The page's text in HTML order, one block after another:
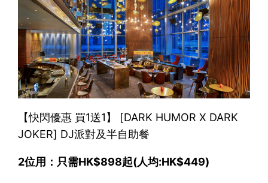
【快閃優惠 買1送1】 [DARK HUMOR X DARK
JOKER] DJ派對及半自助餐
2位用：只需HK$898起(人均:HK$449)